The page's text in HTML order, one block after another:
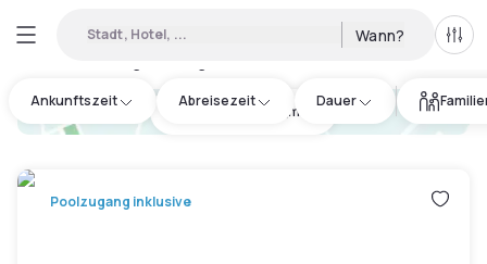
Stadt, Hotel, ... Wann? Alle
Ankunftszeit Abreisezeit Dauer
hotel.cta.view_map
Poolzugang inklusive